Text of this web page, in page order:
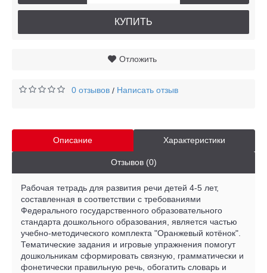
КУПИТЬ
Отложить
0 отзывов / Написать отзыв
Описание Характеристики
Отзывов (0)
Рабочая тетрадь для развития речи детей 4-5 лет,
составленная в соответствии с требованиями
Федерального государственного образовательного
стандарта дошкольного образования, является частью
учебно-методического комплекта "Оранжевый котёнок".
Тематические задания и игровые упражнения помогут
дошкольникам сформировать связную, грамматически и
фонетически правильную речь, обогатить словарь и